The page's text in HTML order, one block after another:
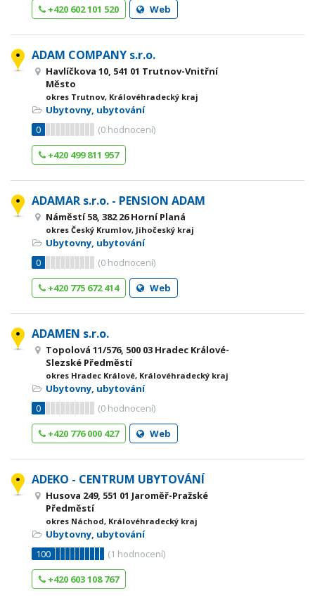
+420 602 101 520 Web
ADAM COMPANY s.r.o.
Havlíčkova 10, 541 01 Trutnov-Vnitřní
Město
okres Trutnov, Královéhradecký kraj
Ubytovny, ubytování
0
(0 hodnocení)
+420 499 811 957
ADAMAR s.r.o. - PENSION ADAM
Náměstí 58, 382 26 Horní Planá
okres Český Krumlov, Jihočeský kraj
Ubytovny, ubytování
0
(0 hodnocení)
+420 775 672 414
Web
ADAMEN s.r.o.
Topolová 11/576, 500 03 Hradec Králové-
Slezské Předměstí
okres Hradec Králové, Královéhradecký kraj
Ubytovny, ubytování
0
(0 hodnocení)
+420 776 000 427
Web
ADEKO - CENTRUM UBYTOVÁNÍ
Husova 249, 551 01 Jaroměř-Pražské
Předměstí
okres Náchod, Královéhradecký kraj
Ubytovny, ubytování
100
(1 hodnocení)
+420 603 108 767